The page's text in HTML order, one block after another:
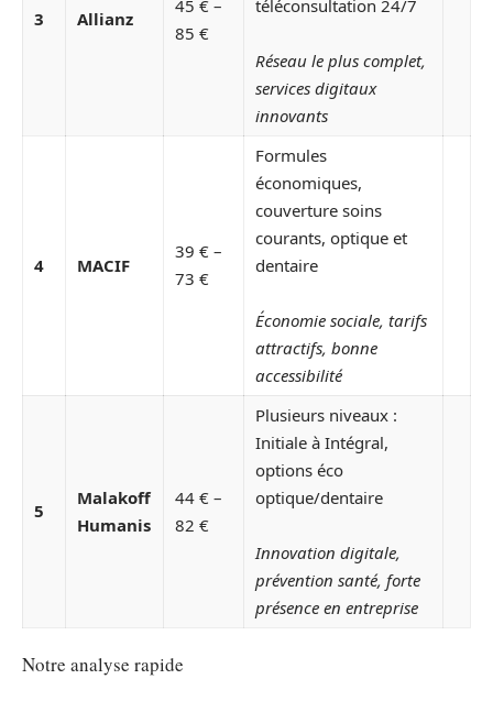
3 Allianz
45 € –
85 €
téléconsultation 24/7
Réseau le plus complet,
services digitaux
innovants
4 MACIF
39 € –
73 €
Formules
économiques,
couverture soins
courants, optique et
dentaire
Économie sociale, tarifs
attractifs, bonne
accessibilité
5
Malakoff
Humanis
44 € –
82 €
Plusieurs niveaux :
Initiale à Intégral,
options éco
optique/dentaire
Innovation digitale,
prévention santé, forte
présence en entreprise
Notre analyse rapide